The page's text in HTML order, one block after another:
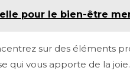
pour le bien-être
sur des éléments
qui vous apporte de la